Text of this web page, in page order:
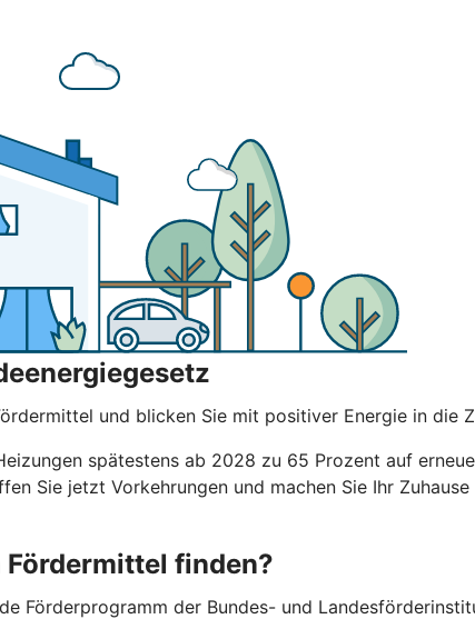
und blicken Sie mit positiver Energie in die
spätestens ab 2028 zu 65 Prozent auf
Sie jetzt Vorkehrungen und machen Sie Ihr
finden?
Förderprogramm der Bundes- und